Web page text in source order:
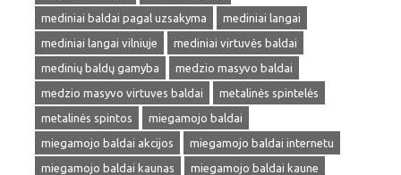
mediniai baldai pagal uzsakyma
mediniai langai
mediniai langai vilniuje
mediniai virtuvės baldai
medinių baldų gamyba
medzio masyvo baldai
medzio masyvo virtuves baldai
metalinės spintelės
metalinės spintos
miegamojo baldai
miegamojo baldai akcijos
miegamojo baldai internetu
miegamojo baldai kaunas
miegamojo baldai kaune